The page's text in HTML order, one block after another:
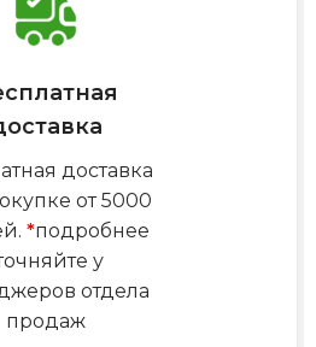
доставка
от 5000
*подробнее
у
отдела
продаж